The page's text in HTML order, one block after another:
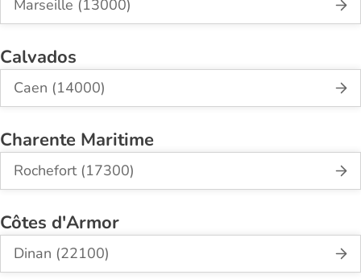
Marseille (13000)
Calvados
Caen (14000)
Charente Maritime
Rochefort (17300)
Côtes d'Armor
Dinan (22100)